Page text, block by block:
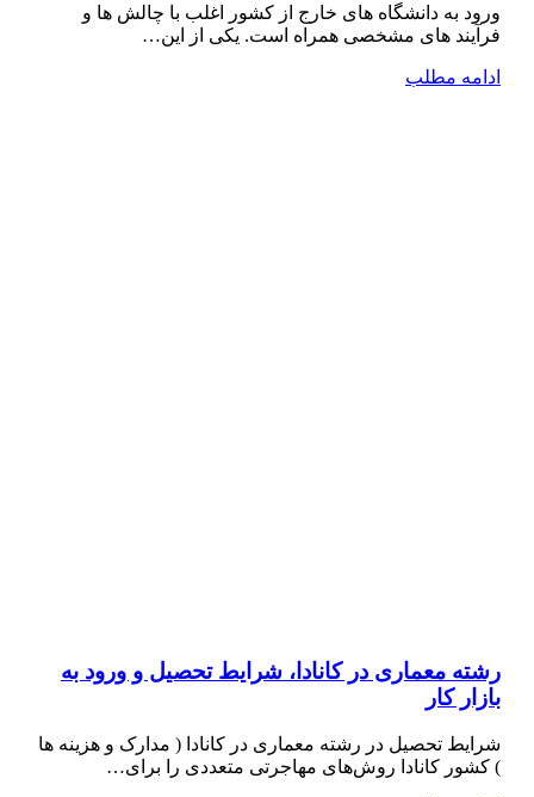
ورود به دانشگاه ‌های خارج از کشور اغلب با چالش ‌ها و
فرآیند های مشخصی همراه است. یکی از این…
ادامه مطلب
رشته معماری در کانادا، شرایط تحصیل و ورود به
بازار کار
شرایط تحصیل در رشته معماری در کانادا ( مدارک و هزینه ها
) کشور کانادا روش‌های مهاجرتی متعددی را برای…